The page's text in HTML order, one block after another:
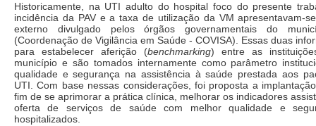
Historicamente, na UTI adulto do hospital foco do presente
incidência da PAV e a taxa de utilização da VM apresentavam-
externo divulgado pelos órgãos governamentais do
(Coordenação de Vigilância em Saúde - COVISA). Essas duas
para estabelecer aferição (benchmarking) entre as
município e são tomados internamente como parâmetro
qualidade e segurança na assistência à saúde prestada aos
UTI. Com base nessas considerações, foi proposta a
fim de se aprimorar a prática clínica, melhorar os indicadores
oferta de serviços de saúde com melhor qualidade e
hospitalizados.